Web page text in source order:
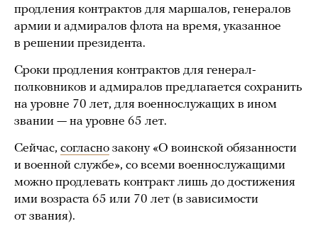
продления контрактов для маршалов, генералов
армии и адмиралов флота на время, указанное
в решении президента.
Сроки продления контрактов для генерал-
полковников и адмиралов предлагается сохранить
на уровне 70 лет, для военнослужащих в ином
звании — на уровне 65 лет.
Сейчас, согласно закону «О воинской обязанности
и военной службе», со всеми военнослужащими
можно продлевать контракт лишь до достижения
ими возраста 65 или 70 лет (в зависимости
от звания).